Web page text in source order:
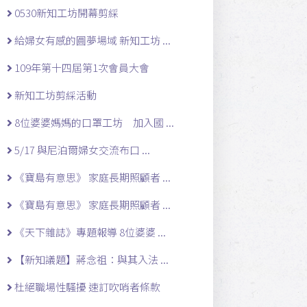
0530新知工坊開幕剪綵
給婦女有感的圓夢場域 新知工坊 ...
109年第十四屆第1次會員大會
新知工坊剪綵活動
8位婆婆媽媽的口罩工坊 加入國 ...
5/17 與尼泊爾婦女交流布口 ...
《寶島有意思》 家庭長期照顧者 ...
《寶島有意思》 家庭長期照顧者 ...
《天下雜誌》專題報導 8位婆婆 ...
【新知議題】蔣念祖：與其入法 ...
杜絕職場性騷擾 速訂吹哨者條款